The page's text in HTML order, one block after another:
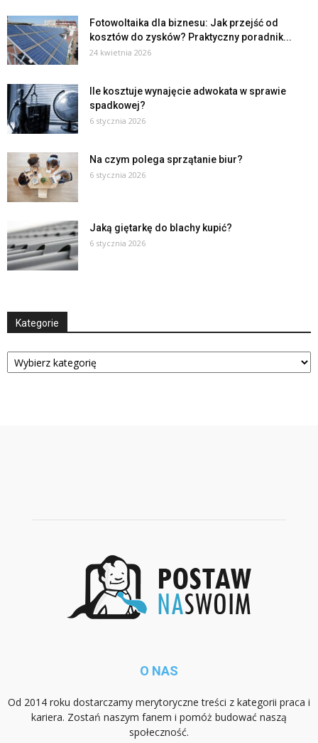
Fotowoltaika dla biznesu: Jak przejść od
kosztów do zysków? Praktyczny poradnik...
24 kwietnia 2026
Ile kosztuje wynajęcie adwokata w sprawie
spadkowej?
6 stycznia 2026
Na czym polega sprzątanie biur?
6 stycznia 2026
Jaką giętarkę do blachy kupić?
6 stycznia 2026
Kategorie
Kategorie
O NAS
Od 2014 roku dostarczamy merytoryczne treści z kategorii praca i
kariera. Zostań naszym fanem i pomóż budować naszą
społeczność.